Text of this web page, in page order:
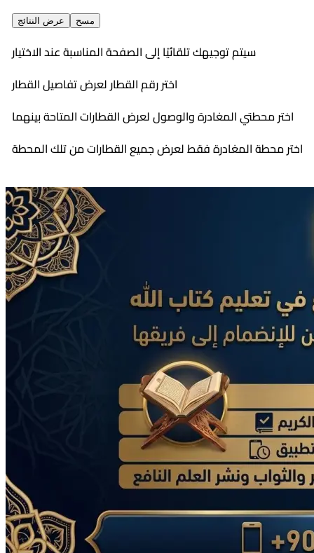
عرض النتائج مسح
سيتم توجيهك تلقائيًا إلى الصفحة المناسبة عند الاختيار
اختر رقم القطار لعرض تفاصيل القطار
اختر محطتي المغادرة والوصول لعرض القطارات المتاحة بينهما
اختر محطة المغادرة فقط لعرض جميع القطارات من تلك المحطة